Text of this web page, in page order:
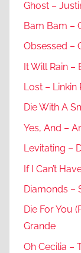
Ghost –
Bam Bam –
Obsessed –
It Will Rain –
Lost – Linkin
Die With A
Yes, And –
Levitating –
If I Can’t
Diamonds –
Die For You
Grande
Oh Cecilia –